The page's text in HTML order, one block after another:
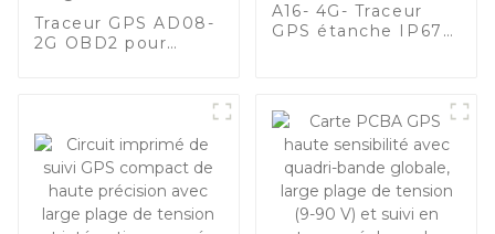
Traceur GPS AD08-
2G OBD2 pour
A16- 4G- Traceur
GPS étanche IP67